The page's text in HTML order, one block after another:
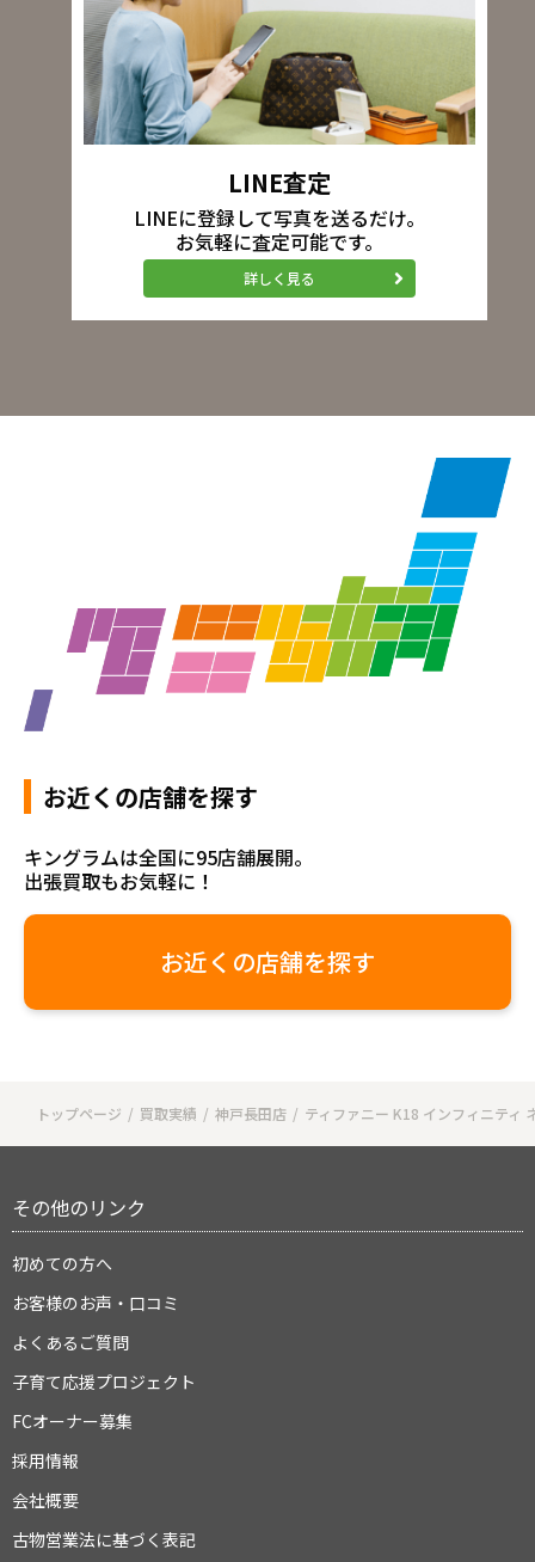
LINE査定
LINEに登録して写真を送るだけ。
お気軽に査定可能です。
詳しく見る
お近くの店舗を探す
キングラムは全国に95店舗展開。
出張買取もお気軽に！
お近くの店舗を探す
トップページ 買取実績 神戸長田店 ティファニー K18 インフィニティ
その他のリンク
初めての方へ
お客様のお声・口コミ
よくあるご質問
子育て応援プロジェクト
FCオーナー募集
採用情報
会社概要
古物営業法に基づく表記